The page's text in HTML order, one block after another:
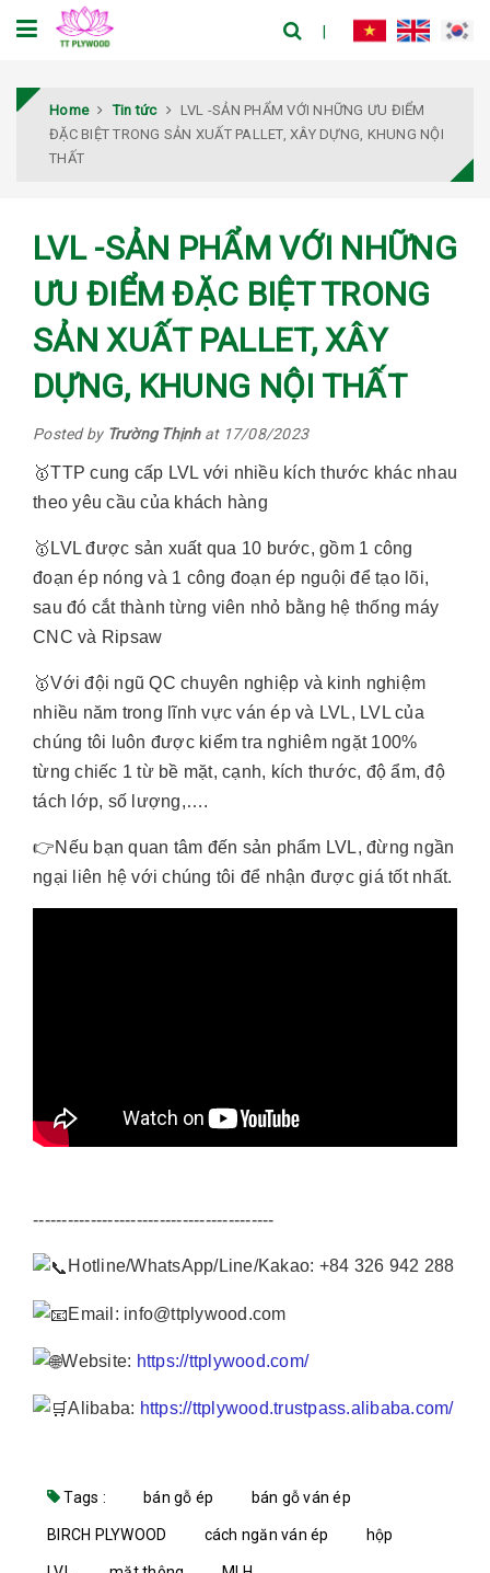
Home Tin tức
LVL -SẢN PHẨM VỚI NHỮNG ƯU ĐIỂM
ĐẶC BIỆT TRONG SẢN XUẤT PALLET, XÂY DỰNG, KHUNG NỘI
THẤT
LVL -SẢN PHẨM VỚI NHỮNG
ƯU ĐIỂM ĐẶC BIỆT TRONG
SẢN XUẤT PALLET, XÂY
DỰNG, KHUNG NỘI THẤT
Posted by Trường Thịnhat 17/08/2023
🥇TTP cung cấp LVL với nhiều kích thước khác nhau
theo yêu cầu của khách hàng
🥇LVL được sản xuất qua 10 bước, gồm 1 công
đoạn ép nóng và 1 công đoạn ép nguội để tạo lõi,
sau đó cắt thành từng viên nhỏ bằng hệ thống máy
CNC và Ripsaw
🥇Với đội ngũ QC chuyên nghiệp và kinh nghiệm
nhiều năm trong lĩnh vực ván ép và LVL, LVL của
chúng tôi luôn được kiểm tra nghiêm ngặt 100%
từng chiếc 1 từ bề mặt, cạnh, kích thước, độ ẩm, độ
tách lớp, số lượng,….
👉Nếu bạn quan tâm đến sản phẩm LVL, đừng ngần
ngại liên hệ với chúng tôi để nhận được giá tốt nhất.
------------------------------------------
Hotline/WhatsApp/Line/Kakao: +84 326 942 288
Email: info@ttplywood.com
Website: https://ttplywood.com/
Alibaba: https://ttplywood.trustpass.alibaba.com/
Tags : bán gỗ ép bán gỗ ván ép
BIRCH PLYWOOD cách ngăn ván ép hộp